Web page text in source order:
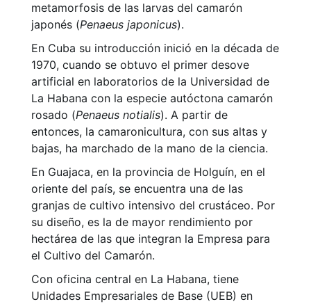
metamorfosis de las larvas del camarón
japonés (Penaeus japonicus).
En Cuba su introducción inició en la década de
1970, cuando se obtuvo el primer desove
artificial en laboratorios de la Universidad de
La Habana con la especie autóctona camarón
rosado (Penaeus notialis). A partir de
entonces, la camaronicultura, con sus altas y
bajas, ha marchado de la mano de la ciencia.
En Guajaca, en la provincia de Holguín, en el
oriente del país, se encuentra una de las
granjas de cultivo intensivo del crustáceo. Por
su diseño, es la de mayor rendimiento por
hectárea de las que integran la Empresa para
el Cultivo del Camarón.
Con oficina central en La Habana, tiene
Unidades Empresariales de Base (UEB) en